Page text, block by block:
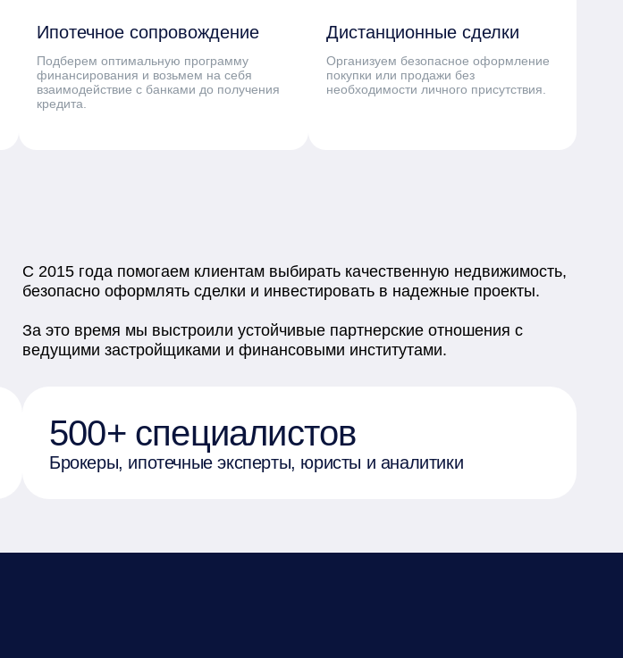
Ипотечное сопровождение
Подберем оптимальную программу
финансирования и возьмем на себя
взаимодействие с банками до получения
кредита.
Дистанционные сделки
Организуем безопасное оформление
покупки или продажи без
необходимости личного присутствия.
С 2015 года помогаем клиентам выбирать качественную недвижимость,
безопасно оформлять сделки и инвестировать в надежные проекты.
За это время мы выстроили устойчивые партнерские отношения с
ведущими застройщиками и финансовыми институтами.
500+ специалистов
Брокеры, ипотечные эксперты, юристы и аналитики